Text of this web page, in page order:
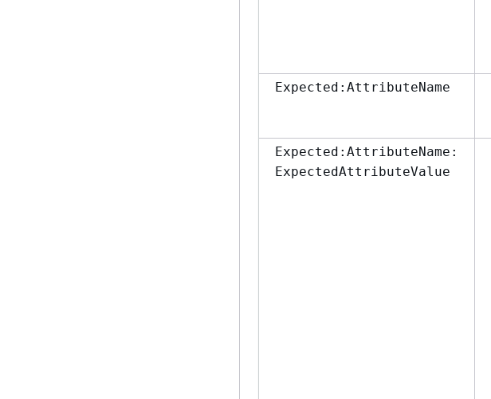
Expected:AttributeName
Expected:AttributeName:
ExpectedAttributeValue